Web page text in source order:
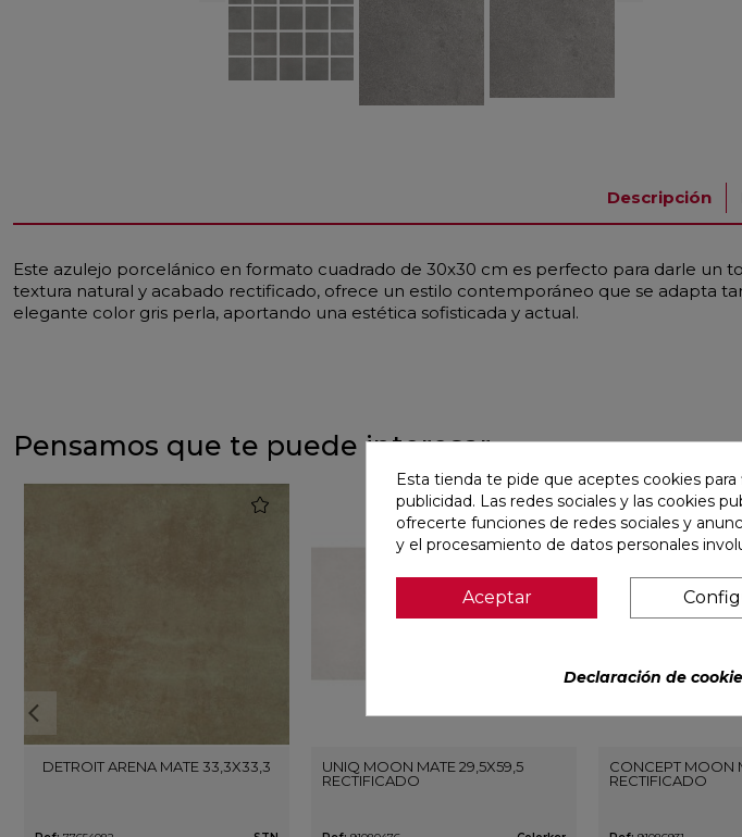
Descripción
Este azulejo porcelánico en formato cuadrado de 30x30 cm es perfecto para darle un
textura natural y acabado rectificado, ofrece un estilo contemporáneo que se adapta
elegante color gris perla, aportando una estética sofisticada y actual.
Pensamos que te puede interesar
DETROIT ARENA MATE 33,3X33,3
favorite
UNIQ MOON MATE 29,5X59,5
RECTIFICADO
favorite
CONCEPT MOON
RECTIFICADO
Esta tienda te pide que aceptes cookies
publicidad. Las redes sociales y las cookies
ofrecerte funciones de redes sociales y
y el procesamiento de datos personales
Aceptar
Declaración de